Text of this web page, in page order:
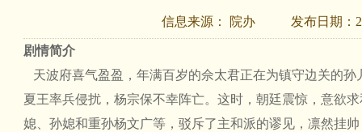
信息来源： 院办 发布日期：
剧情简介
天波府喜气盈盈，年满百岁的佘太君正在为镇守边关的
夏王率兵侵扰，杨宗保不幸阵亡。这时，朝廷震惊，意欲
媳、孙媳和重孙杨文广等，驳斥了主和派的谬见，凛然挂